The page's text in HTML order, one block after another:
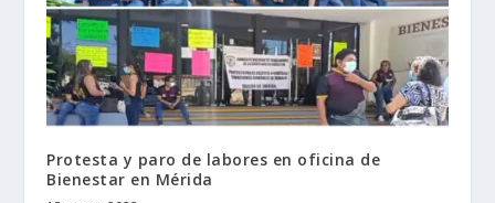
Protesta y paro de labores en oficina de
Bienestar en Mérida